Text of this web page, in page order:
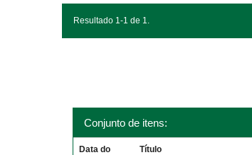
Resultado 1-1 de 1.
Conjunto de itens:
Data do Título